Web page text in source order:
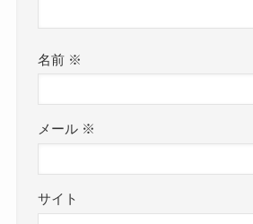
名前 ※
メール ※
サイト